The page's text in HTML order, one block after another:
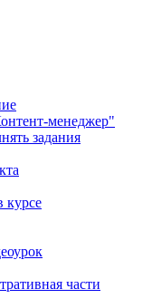
менеджер"
задания
курсе
части